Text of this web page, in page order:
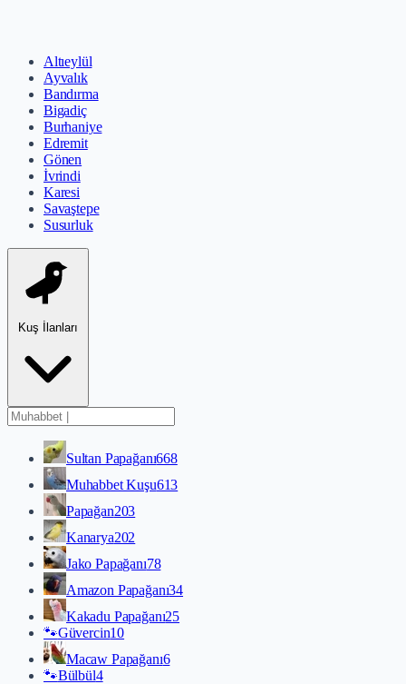
Altıeylül
Ayvalık
Bandırma
Bigadiç
Burhaniye
Edremit
Gönen
İvrindi
Karesi
Savaştepe
Susurluk
Kuş İlanları
Sultan Papağanı668
Muhabbet Kuşu613
Papağan203
Kanarya202
Jako Papağanı78
Amazon Papağanı34
Kakadu Papağanı25
🐾Güvercin10
Macaw Papağanı6
🐾Bülbül4